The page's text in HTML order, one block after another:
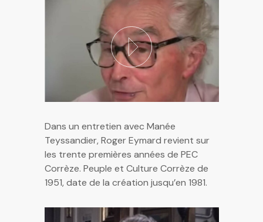
Dans un entretien avec Manée
Teyssandier, Roger Eymard revient sur
les trente premières années de PEC
Corrèze. Peuple et Culture Corrèze de
1951, date de la création jusqu’en 1981.